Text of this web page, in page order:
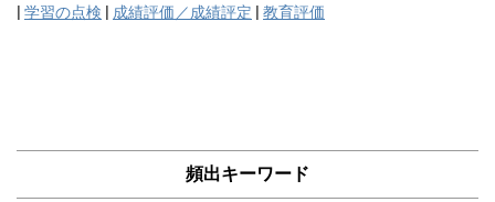
学習の点検 成績評価／成績評定 教育評価
頻出キーワード